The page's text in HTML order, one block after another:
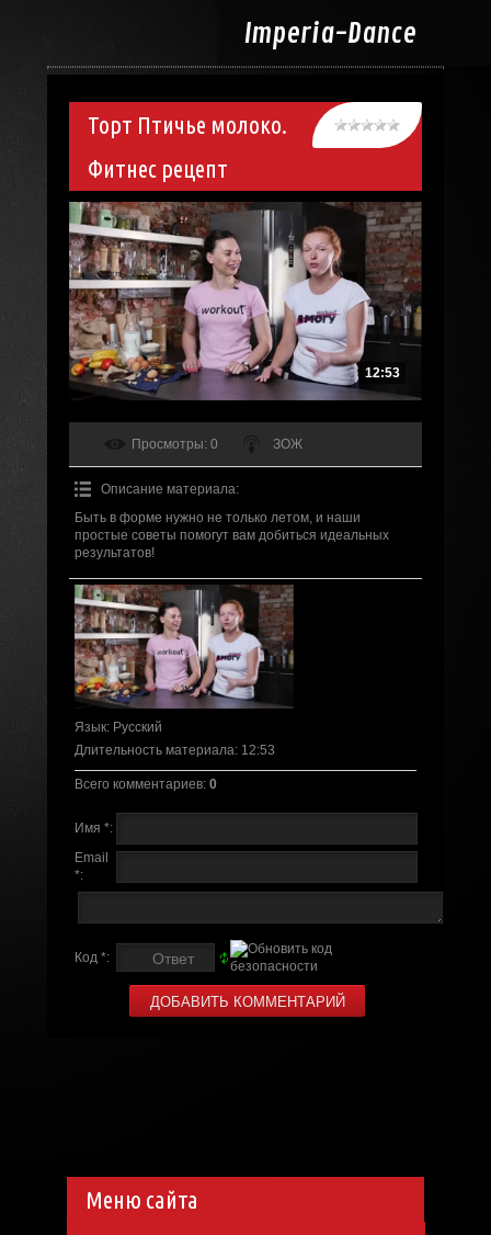
Imperia-Dance
Торт Птичье молоко.
Фитнес рецепт
12:53
Просмотры: 0 ЗОЖ
Описание материала:
Быть в форме нужно не только летом, и наши
простые советы помогут вам добиться идеальных
результатов!
Язык: Русский
Длительность материала: 12:53
Всего комментариев: 0
Имя *:
Email
*:
Код *:
Меню сайта